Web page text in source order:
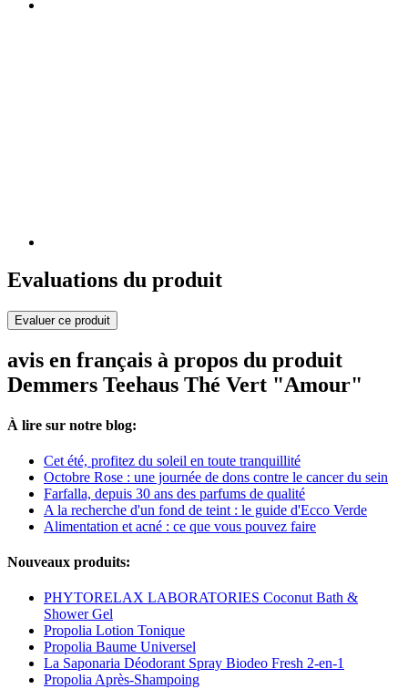
Evaluations du produit
Evaluer ce produit
avis en français à propos du produit
Demmers Teehaus Thé Vert "Amour"
À lire sur notre blog:
Cet été, profitez du soleil en toute tranquillité
Octobre Rose : une journée de dons contre le cancer du sein
Farfalla, depuis 30 ans des parfums de qualité
A la recherche d'un fond de teint : le guide d'Ecco Verde
Alimentation et acné : ce que vous pouvez faire
Nouveaux produits:
PHYTORELAX LABORATORIES Coconut Bath &
Shower Gel
Propolia Lotion Tonique
Propolia Baume Universel
La Saponaria Déodorant Spray Biodeo Fresh 2-en-1
Propolia Après-Shampoing